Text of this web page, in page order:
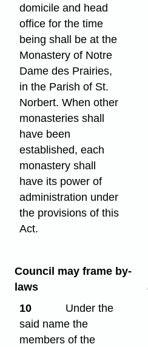
domicile and head
office for the time
being shall be at the
Monastery of Notre
Dame des Prairies,
in the Parish of St.
Norbert. When other
monasteries shall
have been
established, each
monastery shall
have its power of
administration under
the provisions of this
Act.
Council may frame by-
laws
10
Under the
said name the
members of the